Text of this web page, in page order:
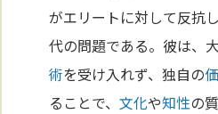
がエリートに対して反抗
代の問題である。彼は、
術を受け入れず、独自の
ることで、文化や知性の